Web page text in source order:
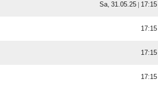
  | 


